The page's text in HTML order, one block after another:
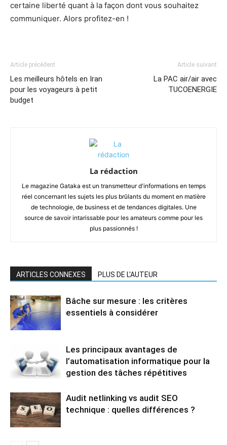
certaine liberté quant à la façon dont vous souhaitez
communiquer. Alors profitez-en !
Article précédent
Les meilleurs hôtels en Iran
pour les voyageurs à petit
budget
Article suivant
La PAC air/air avec
TUCOENERGIE
La rédaction
Le magazine Gataka est un transmetteur d'informations en temps
réel concernant les sujets les plus brûlants du moment en matière
de technologie, de business et de tendances digitales. Une
source de savoir intarissable pour les amateurs comme pour les
plus passionnés !
ARTICLES CONNEXES PLUS DE L'AUTEUR
Bâche sur mesure : les critères
essentiels à considérer
Les principaux avantages de
l’automatisation informatique pour la
gestion des tâches répétitives
Audit netlinking vs audit SEO
technique : quelles différences ?